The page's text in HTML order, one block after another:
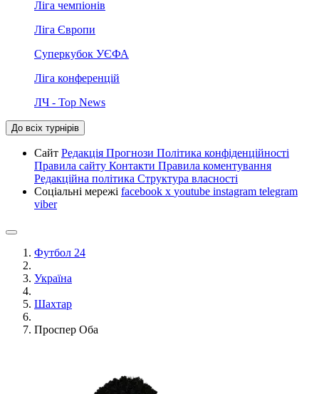
Ліга чемпіонів
Ліга Європи
Суперкубок УЄФА
Ліга конференцій
ЛЧ - Top News
До всіх турнірів
Сайт Редакція Прогнози Політика конфіденційності
Правила сайту Контакти Правила коментування
Редакційна політика Структура власності
Соціальні мережі facebook x youtube instagram telegram
viber
Футбол 24
Україна
Шахтар
Проспер Оба